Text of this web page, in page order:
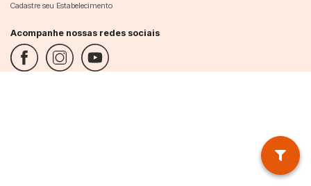
Cadastre seu Estabelecimento
Acompanhe nossas redes sociais